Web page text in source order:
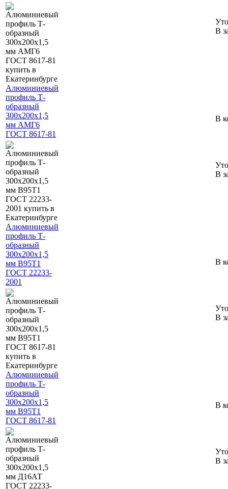
Алюминиевый
профиль Т-
образный
300х200х1,5
мм АМГ6
ГОСТ 8617-81
В
В
Алюминиевый
профиль Т-
образный
300х200х1,5
мм В95Т1
ГОСТ 22233-
2001
В
В
Алюминиевый
профиль Т-
образный
300х200х1,5
мм В95Т1
ГОСТ 8617-81
В
В
В